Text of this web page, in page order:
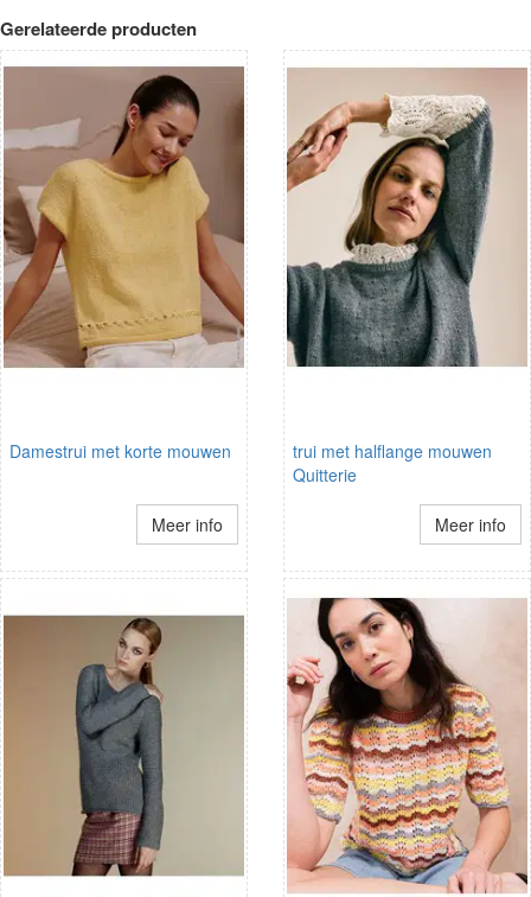
Gerelateerde producten
Damestrui met korte mouwen
Meer info
trui met halflange mouwen
Quitterie
Meer info